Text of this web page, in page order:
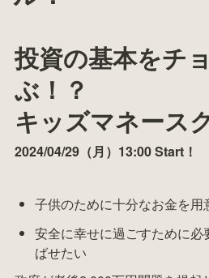
投資の基本をチ
ぶ！？
キッズマネース
2024/04/29（月）13:00 Start！
子供のために十分なお金を用
安全に幸せに過ごすために
ばせたい